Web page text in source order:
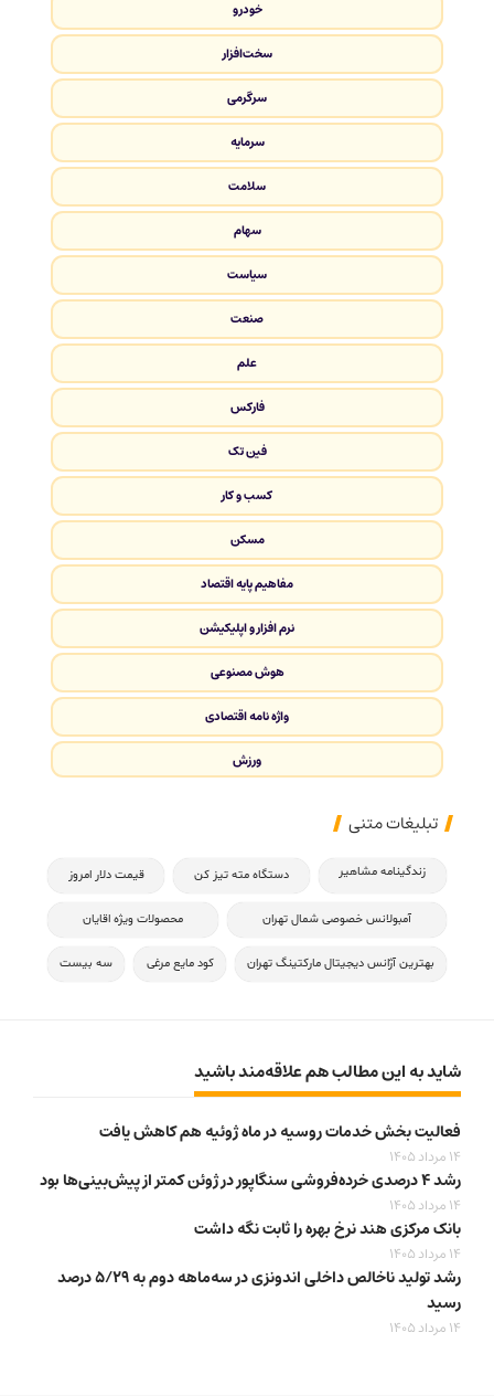
خودرو
سخت‌افزار
سرگرمی
سرمایه
سلامت
سهام
سیاست
صنعت
علم
فارکس
فین تک
کسب و کار
مسکن
مفاهیم پایه اقتصاد
نرم افزار و اپلیکیشن
هوش مصنوعی
واژه نامه اقتصادی
ورزش
تبلیغات متنی
زندگینامه مشاهیر دستگاه مته تیز کن قیمت دلار امروز
آمبولانس خصوصی شمال تهران محصولات ویژه اقایان
بهترین آژانس دیجیتال مارکتینگ تهران کود مایع مرغی سه بیست
شاید به این مطالب هم علاقه‌مند باشید
فعالیت بخش خدمات روسیه در ماه ژوئیه هم کاهش یافت
14 مرداد 1405
رشد ۴ درصدی خرده‌فروشی سنگاپور در ژوئن کمتر از پیش‌بینی‌ها بود
14 مرداد 1405
بانک مرکزی هند نرخ بهره را ثابت نگه داشت
14 مرداد 1405
رشد تولید ناخالص داخلی اندونزی در سه‌ماهه دوم به ۵/۲۹ درصد
رسید
14 مرداد 1405